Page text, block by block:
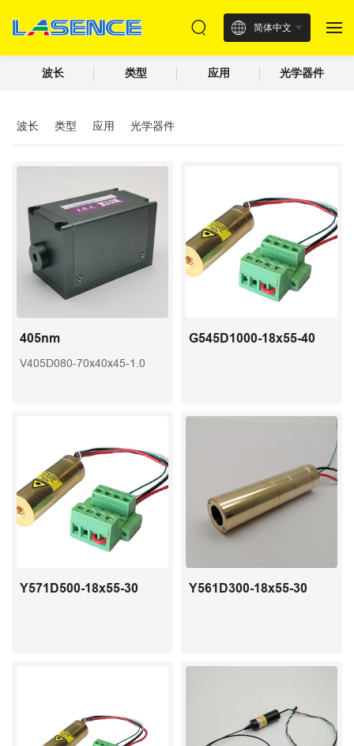
简体中文
波长 类型 应用 光学器件
波长 类型 应用 光学器件
405nm
V405D080-70x40x45-1.0
G545D1000-18x55-40
Y571D500-18x55-30 Y561D300-18x55-30